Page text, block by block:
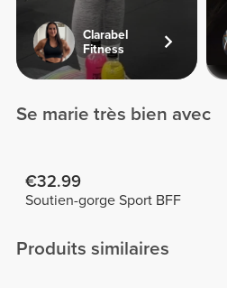
Clarabel
Fitness
Se marie très bien avec
€32.99
Soutien-gorge Sport BFF
Produits similaires